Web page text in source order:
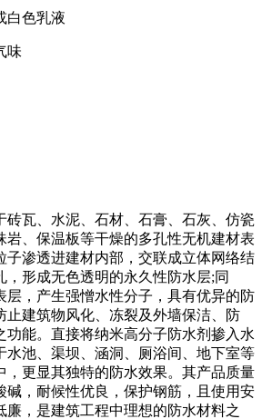
白色乳液
味
砖瓦、水泥、石材、石膏、石灰、仿瓷
岩、保温板等干燥的多孔性无机建材表
子渗透进建材内部，交联成立体网络结
，形成无色透明的永久性防水层;同
层，产生强憎水性分子，具有优异的防
止建筑物风化、冻裂及外墙保洁、防
功能。直接将纳米高分子防水剂掺入水
水池、渠坝、涵洞、厕浴间、地下室等
，更显其独特的防水效果。其产品质量
碱，耐候性优良，保护钢筋，且使用安
廉，是建筑工程中理想的防水材料之